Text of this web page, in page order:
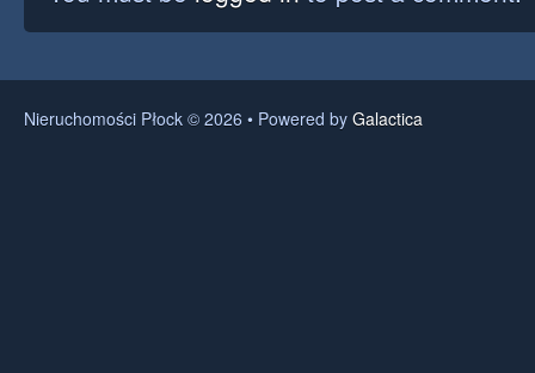
Nieruchomości Płock © 2026 • Powered by Galactica